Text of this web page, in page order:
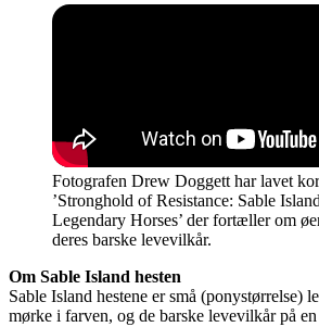
Fotografen Drew Doggett har lavet
’Stronghold of Resistance: Sable
Legendary Horses’ der fortæller om
deres barske levevilkår.
Om Sable Island hesten
Sable Island hestene er små (ponystørrelse)
mørke i farven, og de barske levevilkår på en